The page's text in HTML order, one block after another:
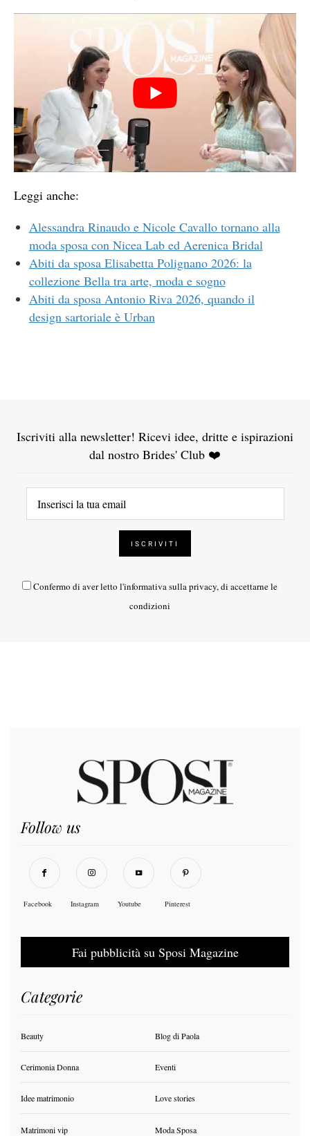
Leggi anche:
Alessandra Rinaudo e Nicole Cavallo tornano alla
moda sposa con Nicea Lab ed Aerenica Bridal
Abiti da sposa Elisabetta Polignano 2026: la
collezione Bella tra arte, moda e sogno
Abiti da sposa Antonio Riva 2026, quando il
design sartoriale è Urban
Iscriviti alla newsletter! Ricevi idee, dritte e ispirazioni
dal nostro Brides' Club ❤️
Confermo di aver letto l'informativa sulla privacy, di accettarne le
condizioni
Follow us
Facebook Instagram Youtube Pinterest
Fai pubblicità su Sposi Magazine
Categorie
Beauty Blog di Paola
Cerimonia Donna Eventi
Idee matrimonio Love stories
Matrimoni vip Moda Sposa